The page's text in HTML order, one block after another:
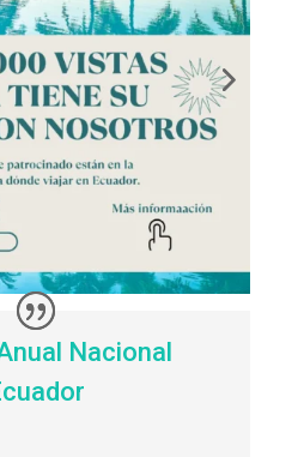
Nacional